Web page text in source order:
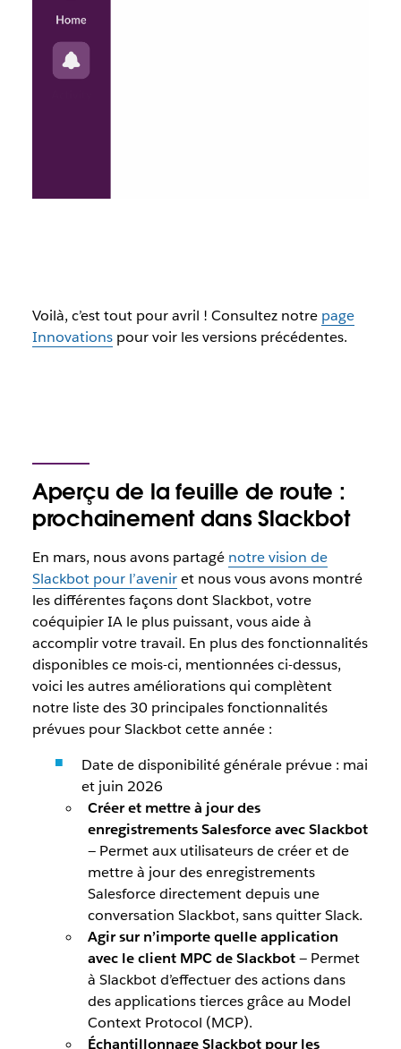
Voilà, c’est tout pour avril ! Consultez notre page
Innovationspour voir les versions précédentes.
Aperçu de la feuille de route :
prochainement dans Slackbot
En mars, nous avons partagé notre vision de
Slackbot pour l’aveniret nous vous avons montré
les différentes façons dont Slackbot, votre
coéquipier IA le plus puissant, vous aide à
accomplir votre travail. En plus des fonctionnalités
disponibles ce mois-ci, mentionnées ci-dessus,
voici les autres améliorations qui complètent
notre liste des 30 principales fonctionnalités
prévues pour Slackbot cette année :
Date de disponibilité générale prévue : mai
et juin 2026
Créer et mettre à jour des
enregistrements Salesforce avec Slackbot
— Permet aux utilisateurs de créer et de
mettre à jour des enregistrements
Salesforce directement depuis une
conversation Slackbot, sans quitter Slack.
Agir sur n’importe quelle application
avec le client MPC de Slackbot— Permet
à Slackbot d’effectuer des actions dans
des applications tierces grâce au Model
Context Protocol (MCP).
Échantillonnage Slackbot pour les